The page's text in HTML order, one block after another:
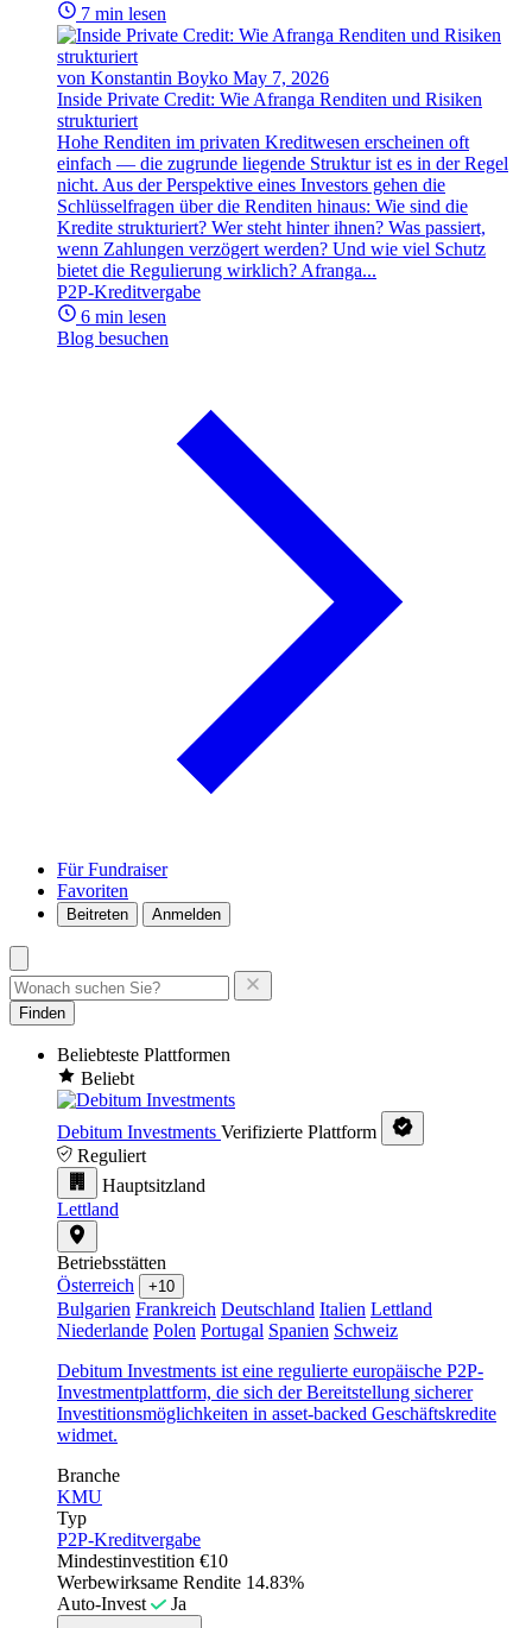
7 min lesen
von Konstantin Boyko May 7, 2026
Inside Private Credit: Wie Afranga Renditen und Risiken
strukturiert
Hohe Renditen im privaten Kreditwesen erscheinen oft
einfach — die zugrunde liegende Struktur ist es in der Regel
nicht. Aus der Perspektive eines Investors gehen die
Schlüsselfragen über die Renditen hinaus: Wie sind die
Kredite strukturiert? Wer steht hinter ihnen? Was passiert,
wenn Zahlungen verzögert werden? Und wie viel Schutz
bietet die Regulierung wirklich? Afranga...
P2P-Kreditvergabe
6 min lesen
Blog besuchen
Für Fundraiser
Favoriten
Beitreten Anmelden
Finden
Beliebteste Plattformen
Beliebt
Debitum Investments Verifizierte Plattform
Reguliert
Hauptsitzland
Lettland
Betriebsstätten
Österreich
+10
Bulgarien Frankreich Deutschland Italien Lettland
Niederlande Polen Portugal Spanien Schweiz
Debitum Investments ist eine regulierte europäische P2P-
Investmentplattform, die sich der Bereitstellung sicherer
Investitionsmöglichkeiten in asset-backed Geschäftskredite
widmet.
Branche
KMU
Typ
P2P-Kreditvergabe
Mindestinvestition €10
Werbewirksame Rendite 14.83%
Auto-Invest
Ja